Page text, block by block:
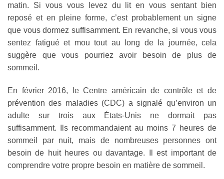
matin. Si vous vous levez du lit en vous sentant bien
reposé et en pleine forme, c’est probablement un signe
que vous dormez suffisamment. En revanche, si vous vous
sentez fatigué et mou tout au long de la journée, cela
suggère que vous pourriez avoir besoin de plus de
sommeil.
En février 2016, le Centre américain de contrôle et de
prévention des maladies (CDC) a signalé qu’environ un
adulte sur trois aux États-Unis ne dormait pas
suffisamment. Ils recommandaient au moins 7 heures de
sommeil par nuit, mais de nombreuses personnes ont
besoin de huit heures ou davantage. Il est important de
comprendre votre propre besoin en matière de sommeil.